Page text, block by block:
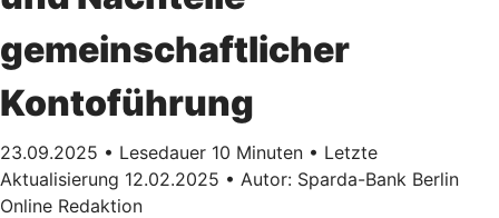
gemeinschaftlicher
Kontoführung
23.09.2025 • Lesedauer 10 Minuten • Letzte
Aktualisierung 12.02.2025 • Autor: Sparda-Bank Berlin
Online Redaktion